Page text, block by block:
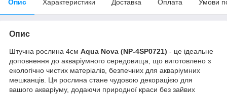
Опис Характеристики Доставка Оплата Умови
Опис
Штучна рослина 4см Aqua Nova (NP-4SP0721) - це ідеальне
доповнення до акваріумного середовища, що виготовлено з
екологічно чистих матеріалів, безпечних для акваріумних
мешканців. Ця рослина стане чудовою декорацією для
вашого акваріуму, додаючи природної краси без зайвих